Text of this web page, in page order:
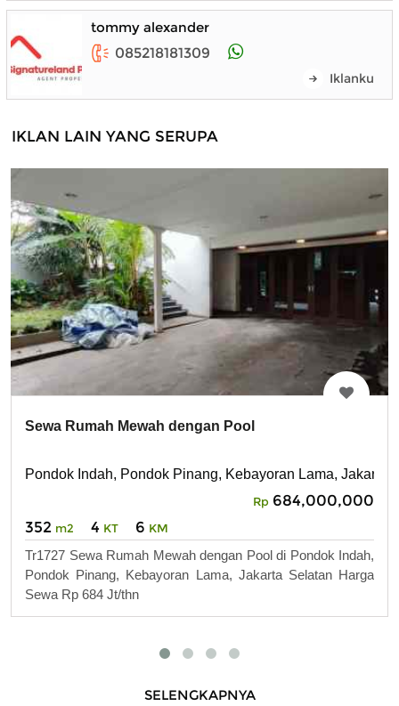
tommy alexander
085218181309
Iklanku
IKLAN LAIN YANG SERUPA
Sewa Rumah Mewah dengan Pool
Pondok Indah, Pondok Pinang, Kebayoran Lama, Jakarta
Rp 684,000,000
352 m2 4 KT 6 KM
Tr1727 Sewa Rumah Mewah dengan Pool di Pondok Indah,
Pondok Pinang, Kebayoran Lama, Jakarta Selatan Harga
Sewa Rp 684 Jt/thn
SELENGKAPNYA